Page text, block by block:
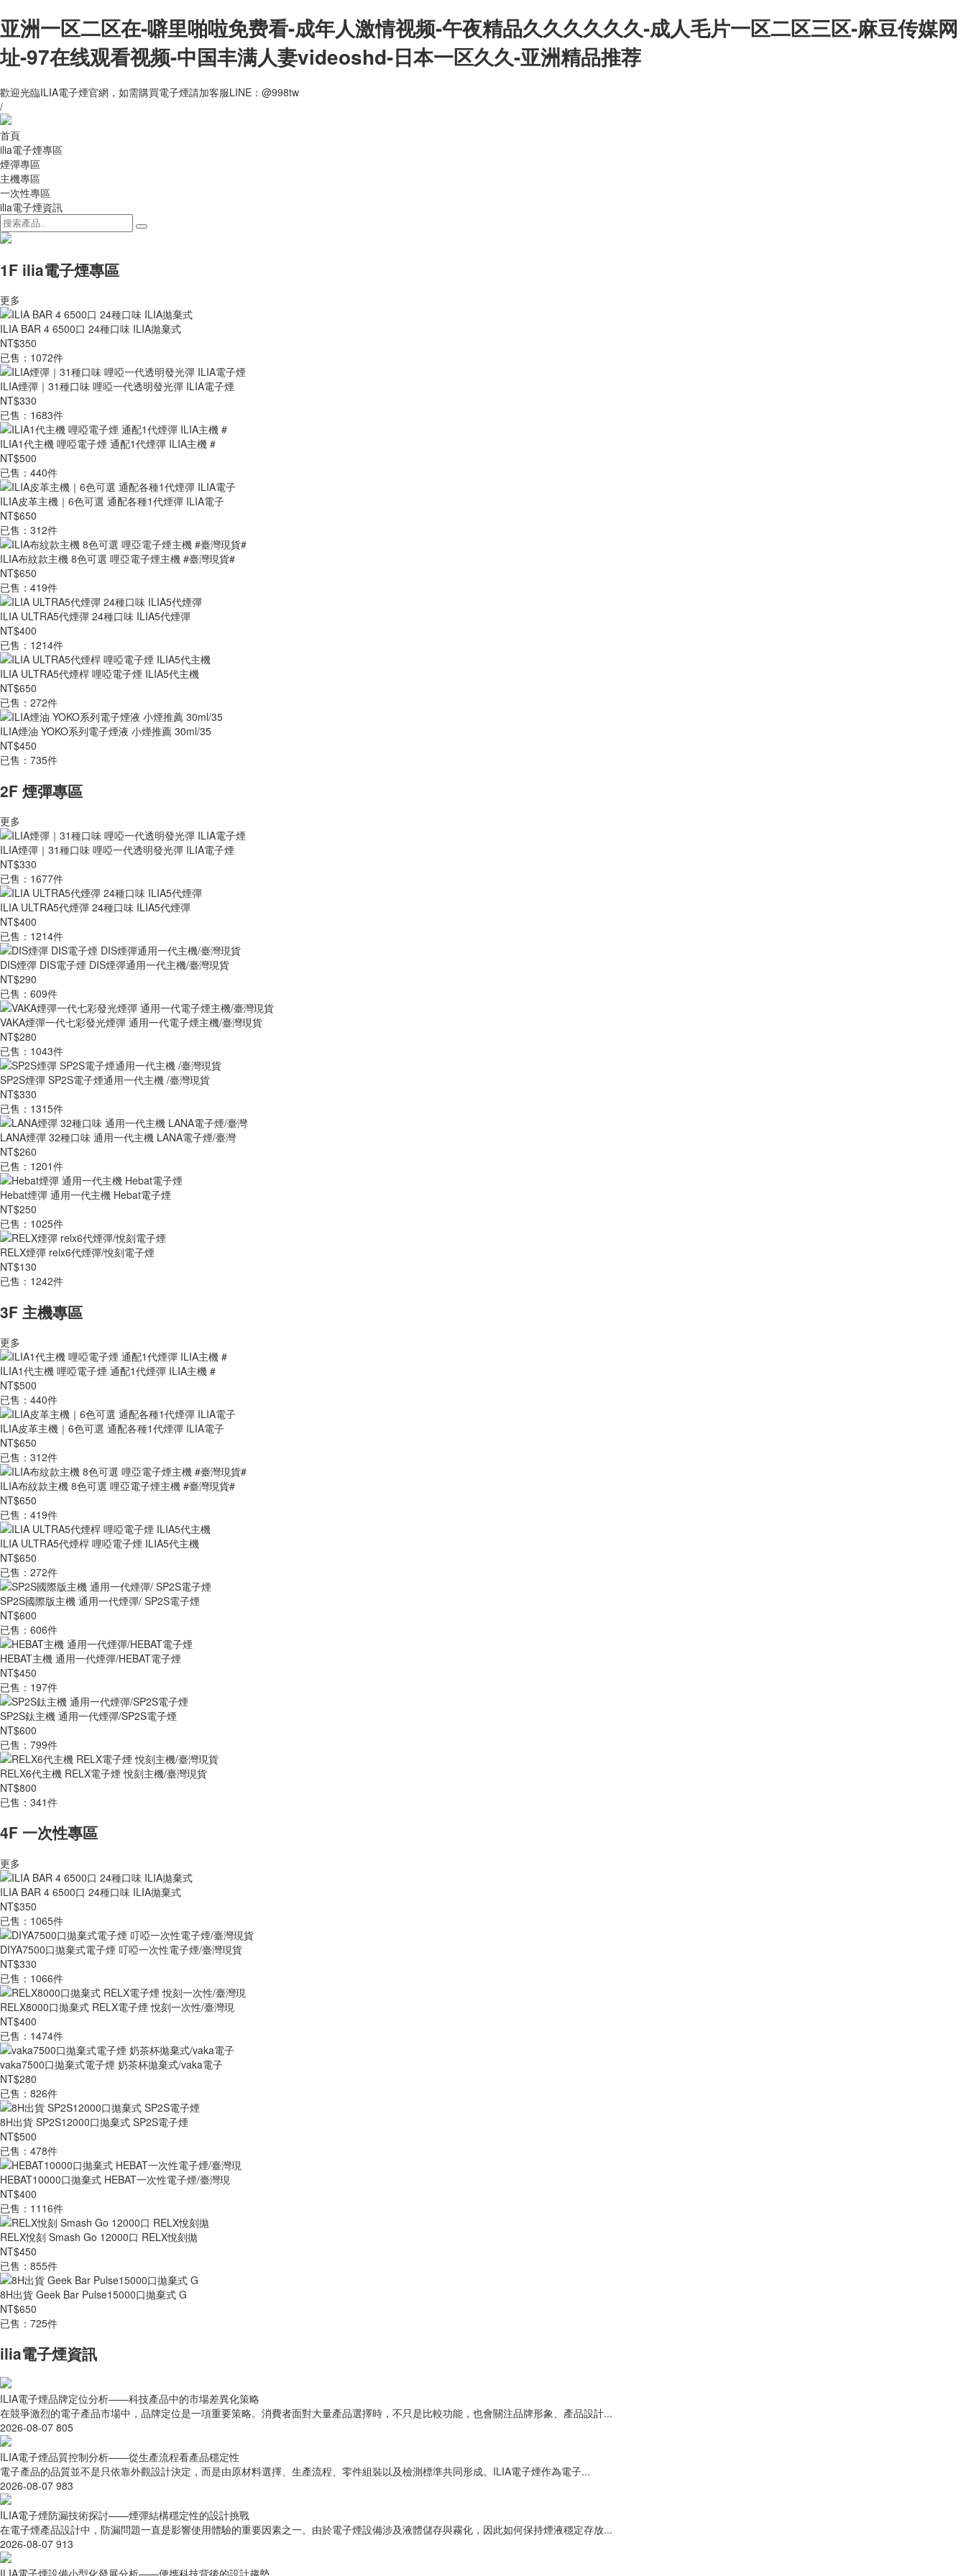
亚洲一区二区在-噼里啪啦免费看-成年人激情视频-午夜精品久久久久久久-成人毛片一区二区三区-麻豆传媒网
址-97在线观看视频-中国丰满人妻videoshd-日本一区久久-亚洲精品推荐
歡迎光臨ILIA電子煙官網，如需購買電子煙請加客服LINE：@998tw
/
首頁
ilia電子煙專區
煙彈專區
主機專區
一次性專區
ilia電子煙資訊
1F ilia電子煙專區
更多
ILIA BAR 4 6500口 24種口味 ILIA拋棄式
NT$350
已售：1072件
ILIA煙彈｜31種口味 哩啞一代透明發光彈 ILIA電子煙
NT$330
已售：1683件
ILIA1代主機 哩啞電子煙 通配1代煙彈 ILIA主機 #
NT$500
已售：440件
ILIA皮革主機｜6色可選 通配各種1代煙彈 ILIA電子
NT$650
已售：312件
ILIA布紋款主機 8色可選 哩亞電子煙主機 #臺灣現貨#
NT$650
已售：419件
ILIA ULTRA5代煙彈 24種口味 ILIA5代煙彈
NT$400
已售：1214件
ILIA ULTRA5代煙桿 哩啞電子煙 ILIA5代主機
NT$650
已售：272件
ILIA煙油 YOKO系列電子煙液 小煙推薦 30ml/35
NT$450
已售：735件
2F 煙彈專區
更多
ILIA煙彈｜31種口味 哩啞一代透明發光彈 ILIA電子煙
NT$330
已售：1677件
ILIA ULTRA5代煙彈 24種口味 ILIA5代煙彈
NT$400
已售：1214件
DIS煙彈 DIS電子煙 DIS煙彈通用一代主機/臺灣現貨
NT$290
已售：609件
VAKA煙彈一代七彩發光煙彈 通用一代電子煙主機/臺灣現貨
NT$280
已售：1043件
SP2S煙彈 SP2S電子煙通用一代主機 /臺灣現貨
NT$330
已售：1315件
LANA煙彈 32種口味 通用一代主機 LANA電子煙/臺灣
NT$260
已售：1201件
Hebat煙彈 通用一代主機 Hebat電子煙
NT$250
已售：1025件
RELX煙彈 relx6代煙彈/悅刻電子煙
NT$130
已售：1242件
3F 主機專區
更多
ILIA1代主機 哩啞電子煙 通配1代煙彈 ILIA主機 #
NT$500
已售：440件
ILIA皮革主機｜6色可選 通配各種1代煙彈 ILIA電子
NT$650
已售：312件
ILIA布紋款主機 8色可選 哩亞電子煙主機 #臺灣現貨#
NT$650
已售：419件
ILIA ULTRA5代煙桿 哩啞電子煙 ILIA5代主機
NT$650
已售：272件
SP2S國際版主機 通用一代煙彈/ SP2S電子煙
NT$600
已售：606件
HEBAT主機 通用一代煙彈/HEBAT電子煙
NT$450
已售：197件
SP2S鈦主機 通用一代煙彈/SP2S電子煙
NT$600
已售：799件
RELX6代主機 RELX電子煙 悅刻主機/臺灣現貨
NT$800
已售：341件
4F 一次性專區
更多
ILIA BAR 4 6500口 24種口味 ILIA拋棄式
NT$350
已售：1065件
DIYA7500口拋棄式電子煙 叮啞一次性電子煙/臺灣現貨
NT$330
已售：1066件
RELX8000口拋棄式 RELX電子煙 悅刻一次性/臺灣現
NT$400
已售：1474件
vaka7500口拋棄式電子煙 奶茶杯拋棄式/vaka電子
NT$280
已售：826件
8H出貨 SP2S12000口拋棄式 SP2S電子煙
NT$500
已售：478件
HEBAT10000口拋棄式 HEBAT一次性電子煙/臺灣現
NT$400
已售：1116件
RELX悅刻 Smash Go 12000口 RELX悅刻拋
NT$450
已售：855件
8H出貨 Geek Bar Pulse15000口拋棄式 G
NT$650
已售：725件
ilia電子煙資訊
ILIA電子煙品牌定位分析——科技產品中的市場差異化策略
在競爭激烈的電子產品市場中，品牌定位是一項重要策略。消費者面對大量產品選擇時，不只是比較功能，也會關注品牌形象、產品設計...
2026-08-07 805
ILIA電子煙品質控制分析——從生產流程看產品穩定性
電子產品的品質並不是只依靠外觀設計決定，而是由原材料選擇、生產流程、零件組裝以及檢測標準共同形成。ILIA電子煙作為電子...
2026-08-07 983
ILIA電子煙防漏技術探討——煙彈結構穩定性的設計挑戰
在電子煙產品設計中，防漏問題一直是影響使用體驗的重要因素之一。由於電子煙設備涉及液體儲存與霧化，因此如何保持煙液穩定存放...
2026-08-07 913
ILIA電子煙設備小型化發展分析——便攜科技背後的設計趨勢